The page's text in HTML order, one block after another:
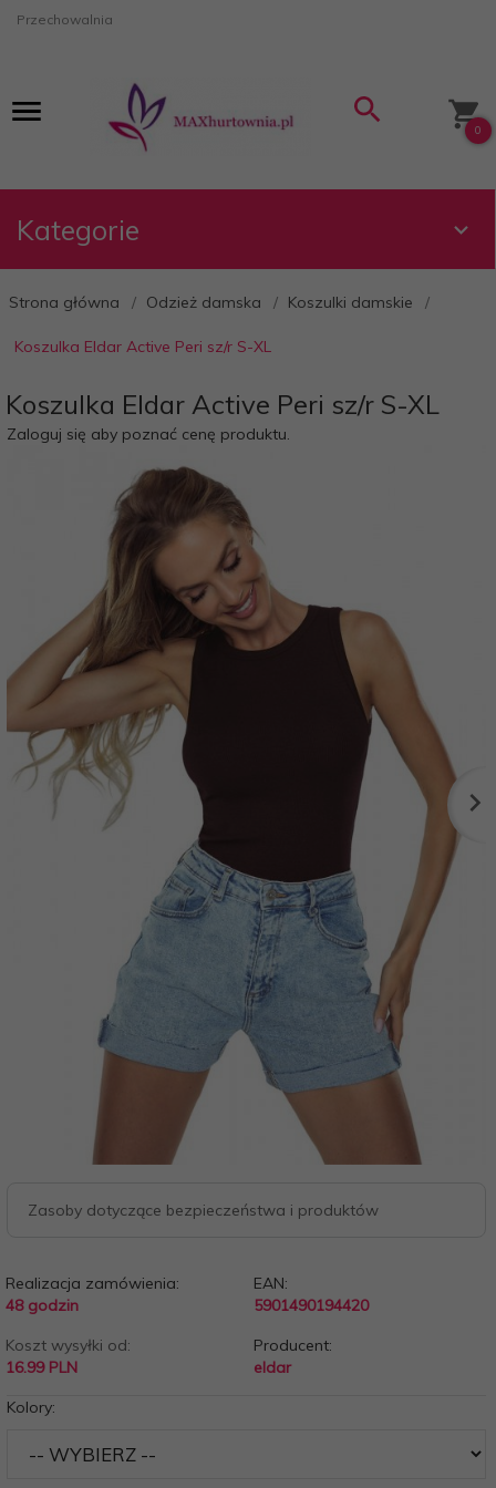
Przechowalnia
0
Kategorie
Strona główna Odzież damska Koszulki damskie
Koszulka Eldar Active Peri sz/r S-XL
Koszulka Eldar Active Peri sz/r S-XL
Zaloguj się aby poznać cenę produktu.
Zasoby dotyczące bezpieczeństwa i produktów
Realizacja zamówienia:
48 godzin
EAN:
5901490194420
Koszt wysyłki od:
16.99 PLN
Producent:
eldar
Kolory: